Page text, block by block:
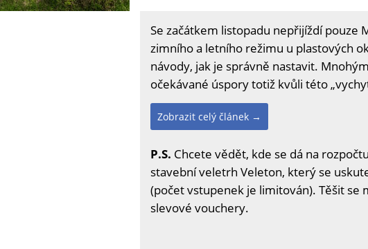
Se začátkem listopadu nepřijíždí pouze
zimního a letního režimu u plastových
návody, jak je správně nastavit.
očekávané úspory totiž kvůli této
Zobrazit celý článek →
P.S. Chcete vědět, kde se dá na
stavební veletrh Veleton, který se
(počet vstupenek je limitován). Těšit se
slevové vouchery.